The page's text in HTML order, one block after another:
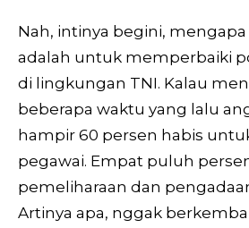
Nah, intinya begini,
adalah untuk memperbaiki
di lingkungan TNI. Kalau
beberapa waktu yang lalu
hampir 60 persen habis
pegawai. Empat puluh
pemeliharaan dan
Artinya apa, nggak